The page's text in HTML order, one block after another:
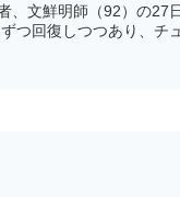
、文鮮明師（92）の
つ回復しつつあり、チュ